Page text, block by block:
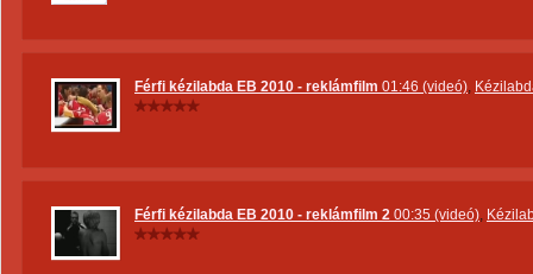
Férfi kézilabda EB 2010 - reklámfilm 01:46 (videó),
Férfi kézilabda EB 2010 - reklámfilm 2 00:35 (videó),